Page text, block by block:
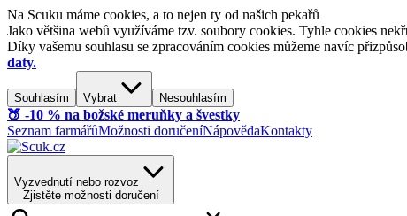
Na Scuku máme cookies, a to nejen ty od našich pekařů
Jako většina webů využíváme tzv. soubory cookies. Tyhle cookies
Díky vašemu souhlasu se zpracováním cookies můžeme navíc
daty.
Souhlasím Vybrat Nesouhlasím
🍑​ -10 % na božské meruňky a švestky
Seznam farmářůMožnosti doručeníNápovědaKontakty
Vyzvednutí nebo rozvoz
Zjistěte možnosti doručení